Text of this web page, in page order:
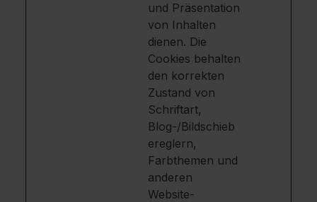
und Präsentation
von Inhalten
dienen. Die
Cookies behalten
den korrekten
Zustand von
Schriftart,
Blog-/Bildschieb
ereglern,
Farbthemen und
anderen
Website-